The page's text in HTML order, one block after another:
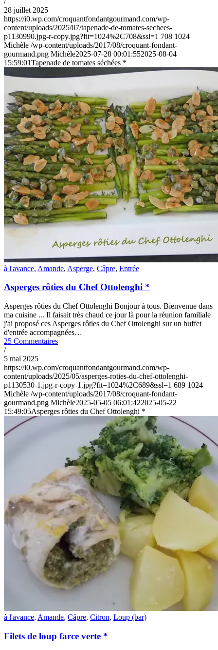
28 juillet 2025
https://i0.wp.com/croquantfondantgourmand.com/wp-
content/uploads/2025/07/tapenade-de-tomates-sechees-
p1130990.jpg-r-copy.jpg?fit=1024%2C708&ssl=1 708 1024
Michèle /wp-content/uploads/2017/08/croquant-fondant-
gourmand.png Michèle2025-07-28 00:01:552025-08-04
15:59:01Tapenade de tomates séchées *
à l'avance, Amande, Asperge, Câpre, Entrée
Asperges rôties du Chef Ottolenghi *
Asperges rôties du Chef Ottolenghi Bonjour à tous. Bienvenue dans
ma cuisine ... Il faisait très chaud ce jour là pour la réunion familiale
j'ai proposé ces Asperges rôties du Chef Ottolenghi sur un buffet
d'entrée accompagnées…
25 Commentaires
/
5 mai 2025
https://i0.wp.com/croquantfondantgourmand.com/wp-
content/uploads/2025/05/asperges-roties-du-chef-ottolenghi-
p1130530-1.jpg-r-copy-1.jpg?fit=1024%2C689&ssl=1 689 1024
Michèle /wp-content/uploads/2017/08/croquant-fondant-
gourmand.png Michèle2025-05-05 06:01:422025-05-22
15:49:05Asperges rôties du Chef Ottolenghi *
à l'avance, Amande, Câpre, Citron, Loup (bar)
Filets de loup farce verte *